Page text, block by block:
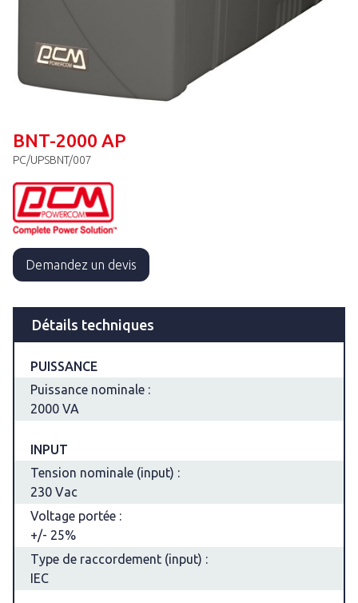
BNT-2000 AP
PC/UPSBNT/007
Demandez un devis
Détails techniques
PUISSANCE
Puissance nominale :
2000 VA
INPUT
Tension nominale (input) :
230 Vac
Voltage portée :
+/- 25%
Type de raccordement (input) :
IEC